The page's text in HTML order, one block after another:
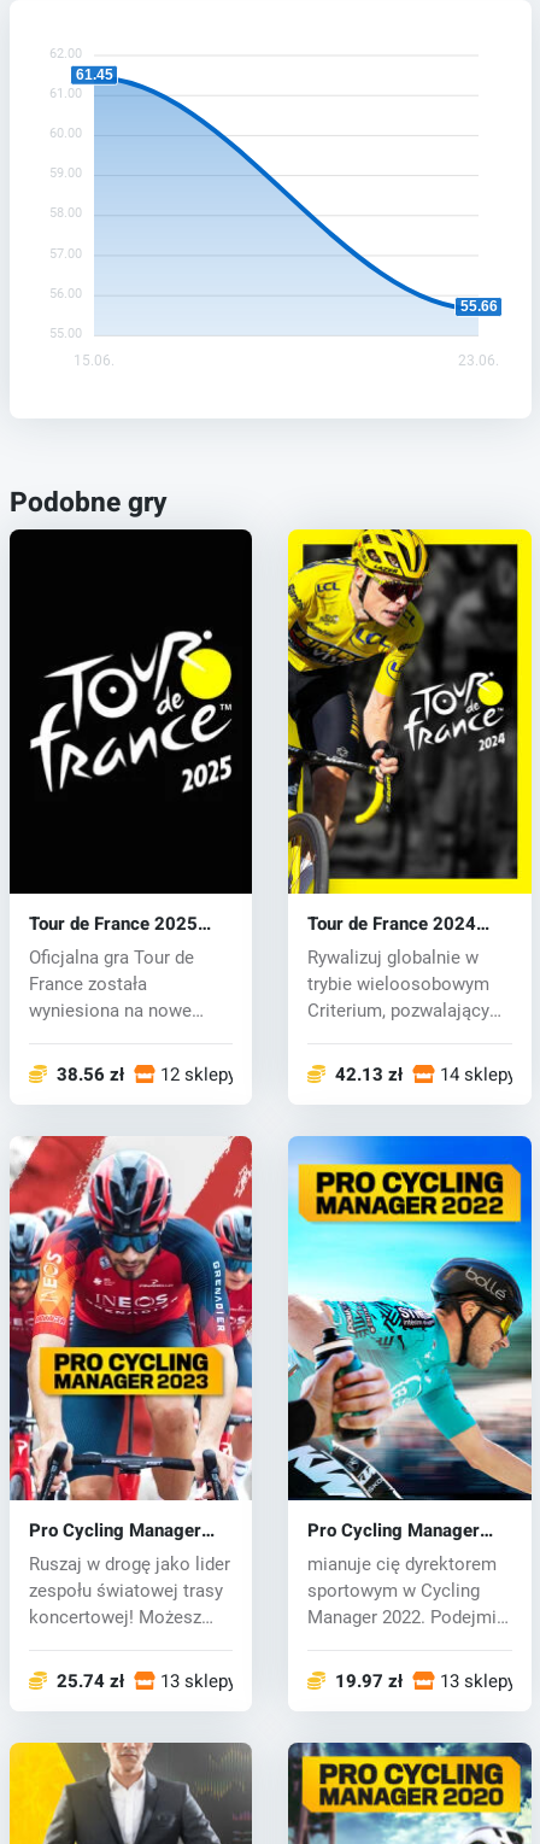
62.00
61.00
60.00
59.00
58.00
57.00
56.00
55.00
61.45
55.66
15.06. 23.06.
Podobne gry
Tour de France 2025
(PC) key
Oficjalna gra Tour de
France została
wyniesiona na nowe
38.56 zł 12 sklepy
Tour de France 2024
(PC) key
Rywalizuj globalnie w
trybie wieloosobowym
Criterium, pozwalającym
42.13 zł 14 sklepy
Pro Cycling Manager
2023 (PC) key
Ruszaj w drogę jako lider
zespołu światowej trasy
koncertowej! Możesz
25.74 zł 13 sklepy
Pro Cycling Manager
2022 (PC) key
mianuje cię dyrektorem
sportowym w Cycling
Manager 2022. Podejmij
19.97 zł 13 sklepy